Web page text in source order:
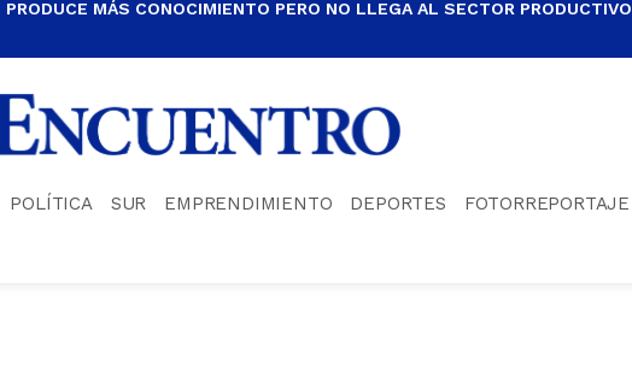
PRODUCE MÁS CONOCIMIENTO PERO NO LLEGA AL SECTOR PRODUCTIVO
POLÍTICA SUR EMPRENDIMIENTO DEPORTES FOTORREPORTAJE